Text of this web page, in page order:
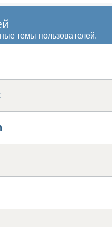
темы пользователей.